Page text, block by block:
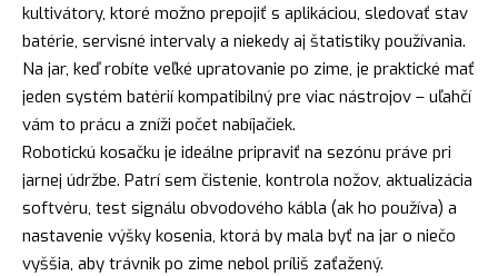
kultivátory, ktoré možno prepojiť s aplikáciou, sledovať stav
batérie, servisné intervaly a niekedy aj štatistiky používania.
Na jar, keď robíte veľké upratovanie po zime, je praktické mať
jeden systém batérií kompatibilný pre viac nástrojov – uľahčí
vám to prácu a zníži počet nabíjačiek.
Robotickú kosačku je ideálne pripraviť na sezónu práve pri
jarnej údržbe. Patrí sem čistenie, kontrola nožov, aktualizácia
softvéru, test signálu obvodového kábla (ak ho používa) a
nastavenie výšky kosenia, ktorá by mala byť na jar o niečo
vyššia, aby trávnik po zime nebol príliš zaťažený.